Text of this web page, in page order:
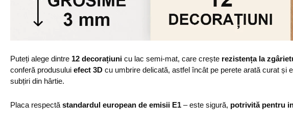
Puteți alege dintre 12 decorațiuni cu lac semi-mat, care crește rezistența la
conferă produsului efect 3D cu umbrire delicată, astfel încât pe perete arată curat și
subțiri din hârtie.
Placa respectă standardul european de emisii E1 – este sigură, potrivită pentru